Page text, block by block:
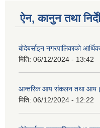
ऐन, कानुन तथा
बोदेबर्साइन नगरपालिकाको
मिति: 06/12/2024 - 13:42
आन्तरिक आय संकलन तथा आय (
मिति: 06/12/2024 - 12:22